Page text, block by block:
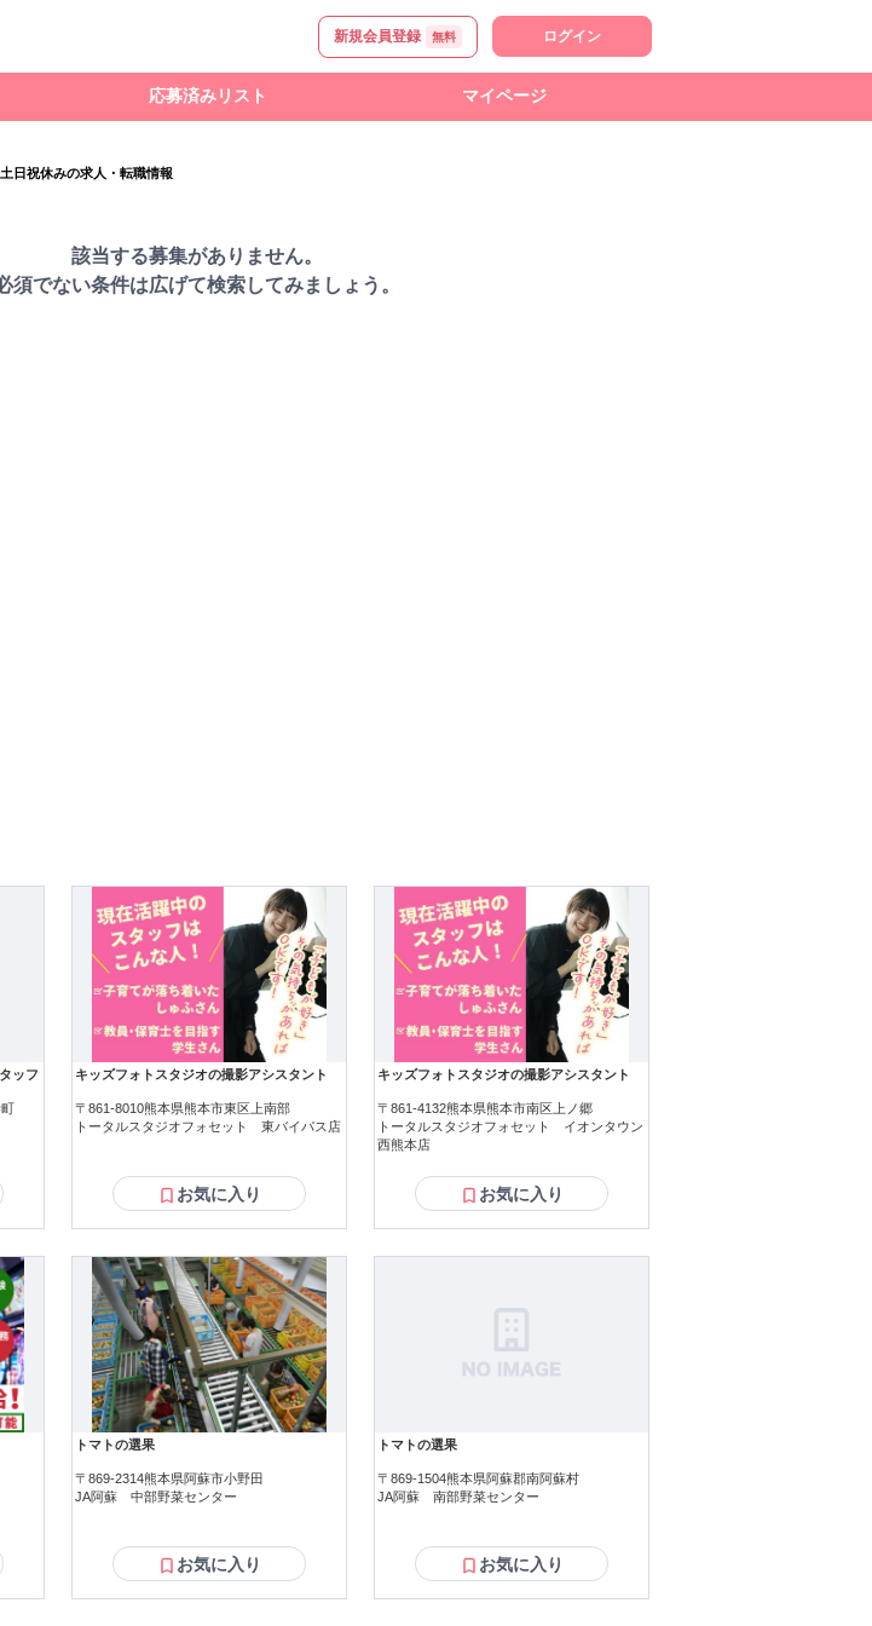
新規会員登録 無料 ログイン
応募済みリスト マイページ
土日祝休みの求人・転職情報
該当する募集がありません。
須でない条件は広げて検索してみましょう。
ッフ キッズフォトスタジオの撮影アシスタント
〒861-8010熊本県熊本市東区上南部
トータルスタジオフォセット 東バイパス店
お気に入り
キッズフォトスタジオの撮影アシスタント
〒861-4132熊本県熊本市南区上ノ郷
トータルスタジオフォセット イオンタウン
西熊本店
お気に入り
トマトの選果
〒869-2314熊本県阿蘇市小野田
JA阿蘇 中部野菜センター
お気に入り
トマトの選果
〒869-1504熊本県阿蘇郡南阿蘇村
JA阿蘇 南部野菜センター
お気に入り